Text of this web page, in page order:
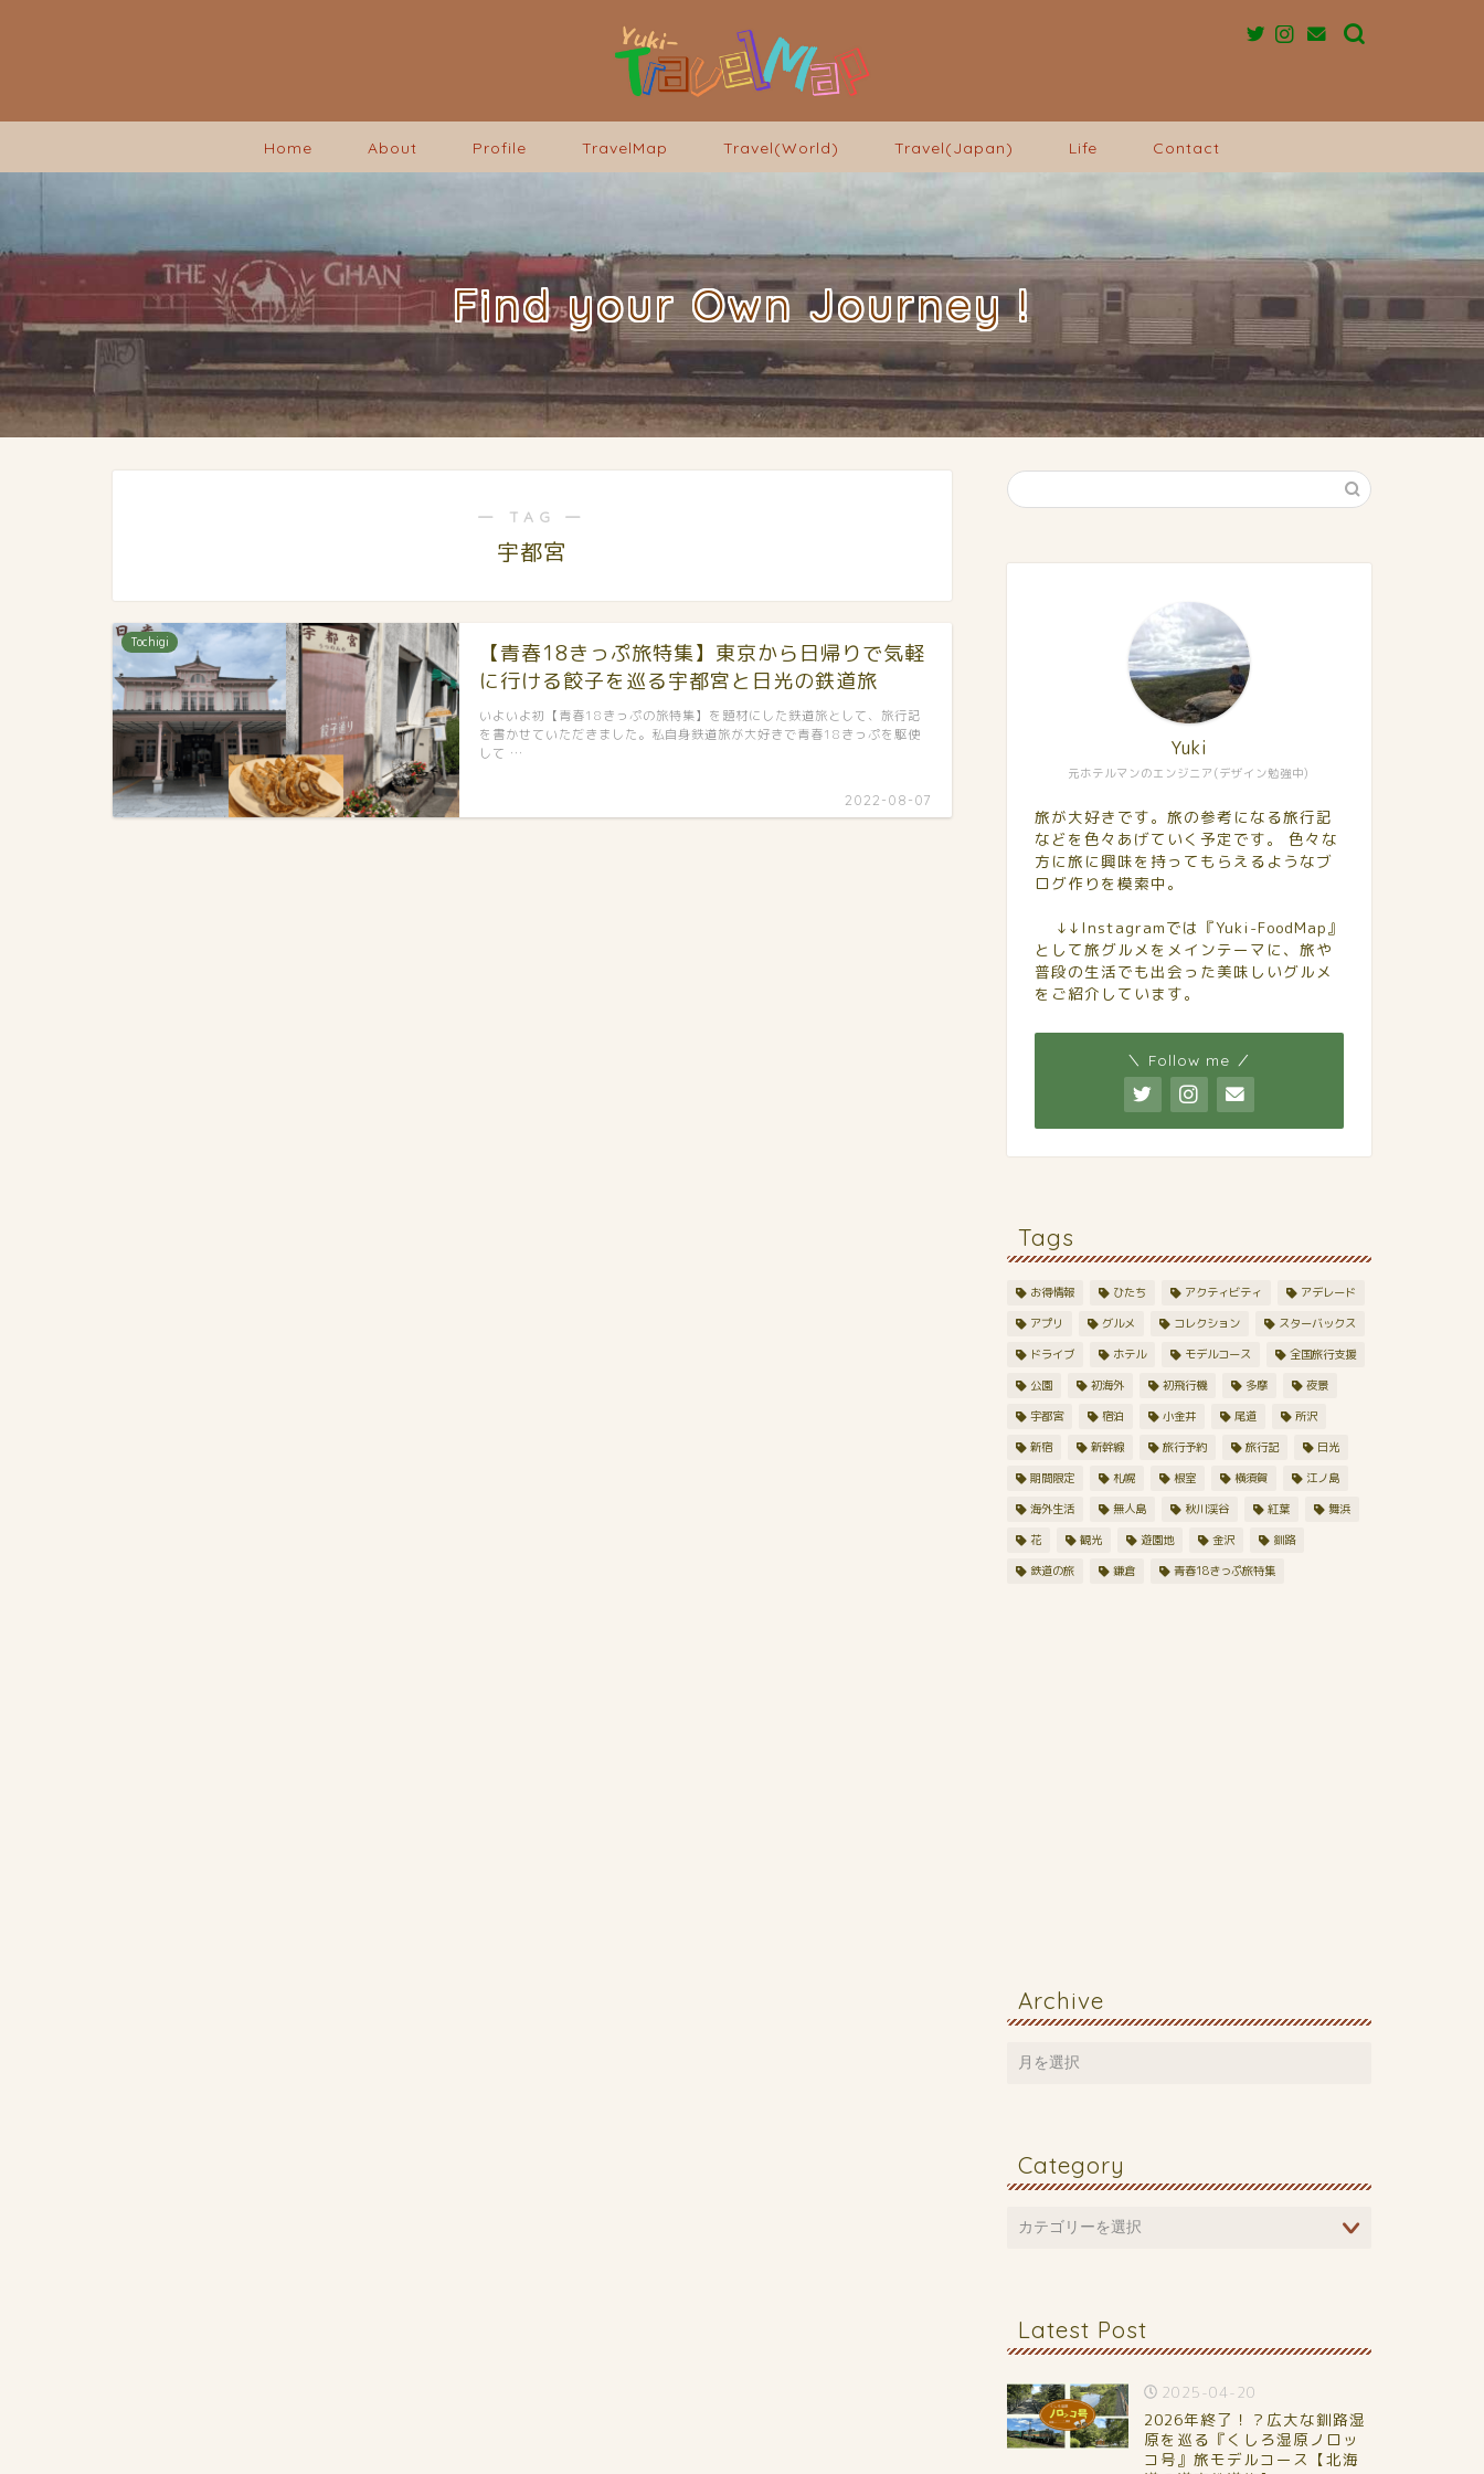
Home About Profile TravelMap Travel(World) Travel(Japan) Life Contact
Find your Own Journey !
― TAG ―
宇都宮
Tochigi
【青春18きっぷ旅特集】東京から日帰りで気軽
に行ける餃子を巡る宇都宮と日光の鉄道旅
2022-08-07
いよいよ初【青春18きっぷの旅特集】を題材にした鉄道旅として、旅行記
を書かせていただきました。私自身鉄道旅が大好きで青春18きっぷを駆使
して …
元ホテルマンのエンジニア(デザイン勉強中)
Yuki
旅が大好きです。旅の参考になる旅行記
などを色々あげていく予定です。 色々な
方に旅に興味を持ってもらえるようなブ
ログ作りを模索中。
↓↓Instagramでは『Yuki-FoodMap』
として旅グルメをメインテーマに、旅や
普段の生活でも出会った美味しいグルメ
をご紹介しています。
＼ Follow me ／
Tags
お得情報 ひたち アクティビティ
アデレード
アプリ
グルメ コレクション
スターバックス
ドライブ
ホテル モデルコース
全国旅行支援
公園
初海外 初飛行機 多摩
夜景
宇都宮
宿泊 小金井 尾道
所沢
新宿
新幹線 旅行予約 旅行記
日光
期間限定
札幌 根室 横須賀
江ノ島
海外生活
無人島 秋川渓谷 紅葉
舞浜
花
観光 遊園地 金沢
釧路
鉄道の旅
鎌倉 青春18きっぷ旅特集
Archive
Category
Latest Post
2025-04-20
2026年終了！？広大な釧路湿
原を巡る『くしろ湿原ノロッ
コ号』旅モデルコース【北海